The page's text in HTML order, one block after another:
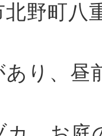
野町八
り、昼